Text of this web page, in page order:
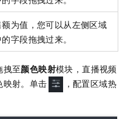
为值，您可以从左侧区域
字段拖拽过来。
拽至颜色映射模块，直播视频
映射。单击
，配置区域热